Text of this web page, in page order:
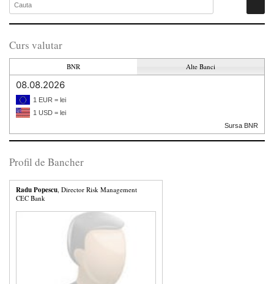
Curs valutar
BNR Alte Banci
08.08.2026
1 EUR = lei
1 USD = lei
Sursa BNR
Profil de Bancher
Radu Popescu , Director Risk Management
CEC Bank